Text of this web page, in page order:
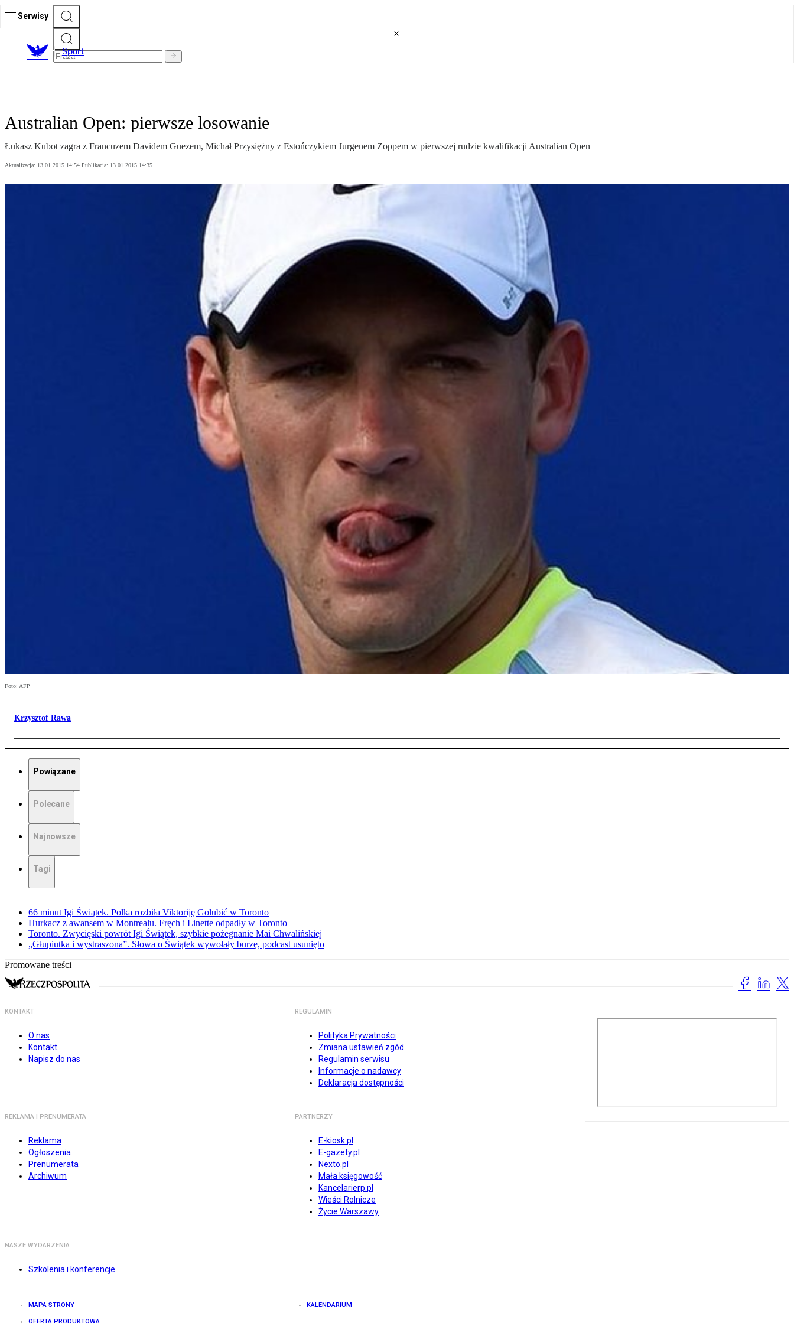
Serwisy
Sport
Australian Open: pierwsze losowanie
Łukasz Kubot zagra z Francuzem Davidem Guezem, Michał Przysiężny z Estończykiem Jurgenem Zoppem w pierwszej rudzie kwalifikacji Australian Open
Aktualizacja: 13.01.2015 14:54 Publikacja: 13.01.2015 14:35
Foto: AFP
Krzysztof Rawa
Powiązane
Polecane
Najnowsze
Tagi
66 minut Igi Świątek. Polka rozbiła Viktoriję Golubić w Toronto
Hurkacz z awansem w Montrealu. Fręch i Linette odpadły w Toronto
Toronto. Zwycięski powrót Igi Świątek, szybkie pożegnanie Mai Chwalińskiej
„Głupiutka i wystraszona”. Słowa o Świątek wywołały burzę, podcast usunięto
Promowane treści
KONTAKT
O nas
Kontakt
Napisz do nas
REGULAMIN
Polityka Prywatności
Zmiana ustawień zgód
Regulamin serwisu
Informacje o nadawcy
Deklaracja dostępności
REKLAMA I PRENUMERATA
Reklama
Ogłoszenia
Prenumerata
Archiwum
PARTNERZY
E-kiosk.pl
E-gazety.pl
Nexto.pl
Mała księgowość
Kancelarierp.pl
Wieści Rolnicze
Życie Warszawy
NASZE WYDARZENIA
Szkolenia i konferencje
MAPA STRONY KALENDARIUM